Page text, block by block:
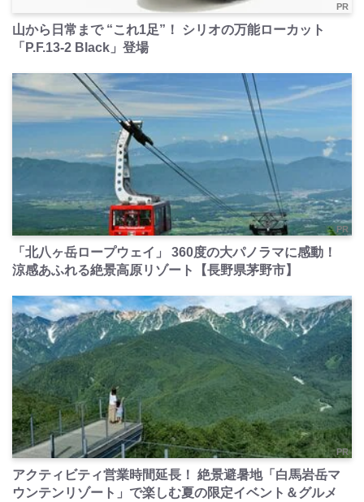
PR
山から日常まで “これ1足”！ シリオの万能ローカット
「P.F.13-2 Black」登場
PR
「北八ヶ岳ロープウェイ」 360度の大パノラマに感動！
涼感あふれる絶景高原リゾート【長野県茅野市】
PR
アクティビティ営業時間延長！ 絶景避暑地「白馬岩岳マ
ウンテンリゾート」で楽しむ夏の限定イベント＆グルメ